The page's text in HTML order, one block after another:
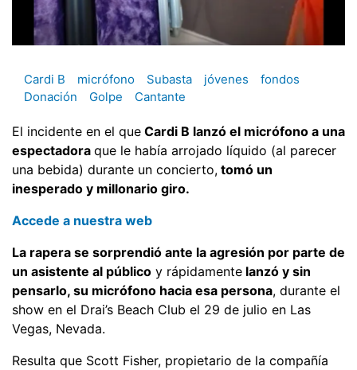
Cardi B micrófono Subasta jóvenes
fondos
Donación
Golpe Cantante
El incidente en el que Cardi B lanzó el micrófono a una
espectadora que le había arrojado líquido (al parecer
una bebida) durante un concierto, tomó un
inesperado y millonario giro.
Accede a nuestra web
La rapera se sorprendió ante la agresión por parte de
un asistente al público y rápidamente lanzó y sin
pensarlo, su micrófono hacia esa persona, durante el
show en el Drai’s Beach Club el 29 de julio en Las
Vegas, Nevada.
Resulta que Scott Fisher, propietario de la compañía